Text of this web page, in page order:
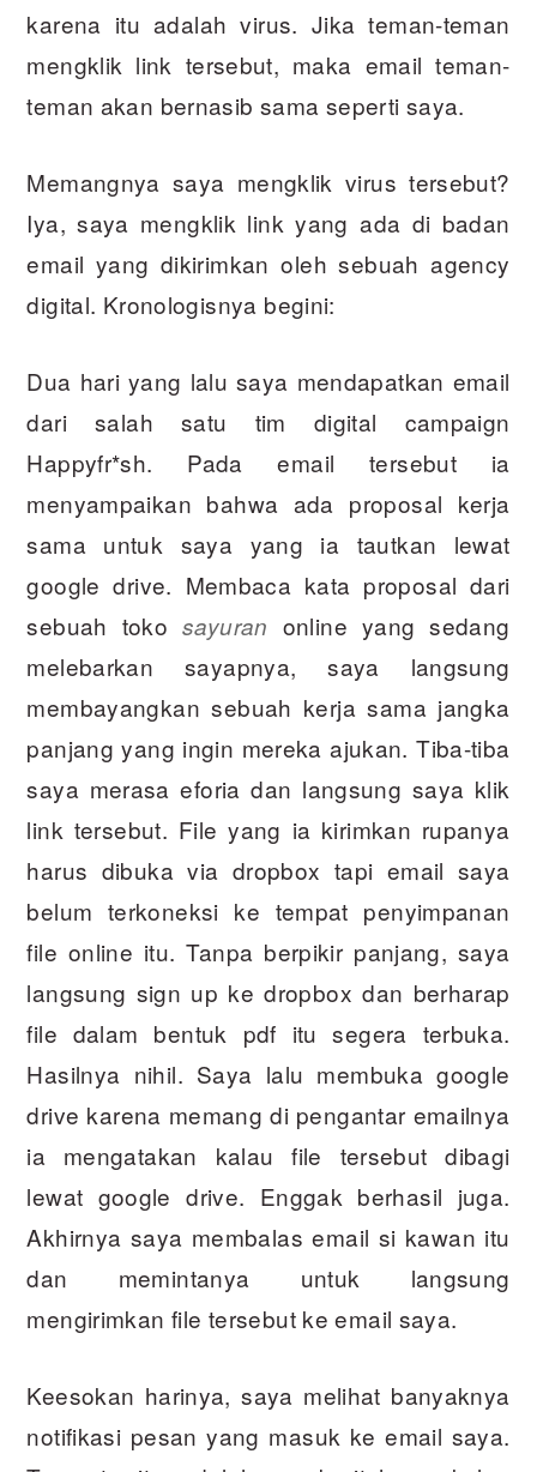
karena itu adalah virus. Jika teman-teman
mengklik link tersebut, maka email teman-
teman akan bernasib sama seperti saya.
Memangnya saya mengklik virus tersebut?
Iya, saya mengklik link yang ada di badan
email yang dikirimkan oleh sebuah agency
digital. Kronologisnya begini:
Dua hari yang lalu saya mendapatkan email
dari salah satu tim digital campaign
Happyfr*sh. Pada email tersebut ia
menyampaikan bahwa ada proposal kerja
sama untuk saya yang ia tautkan lewat
google drive. Membaca kata proposal dari
sebuah tokosayuran online yang sedang
melebarkan sayapnya, saya langsung
membayangkan sebuah kerja sama jangka
panjang yang ingin mereka ajukan. Tiba-tiba
saya merasa eforia dan langsung saya klik
link tersebut. File yang ia kirimkan rupanya
harus dibuka via dropbox tapi email saya
belum terkoneksi ke tempat penyimpanan
file online itu. Tanpa berpikir panjang, saya
langsung sign up ke dropbox dan berharap
file dalam bentuk pdf itu segera terbuka.
Hasilnya nihil. Saya lalu membuka google
drive karena memang di pengantar emailnya
ia mengatakan kalau file tersebut dibagi
lewat google drive. Enggak berhasil juga.
Akhirnya saya membalas email si kawan itu
dan memintanya untuk langsung
mengirimkan file tersebut ke email saya.
Keesokan harinya, saya melihat banyaknya
notifikasi pesan yang masuk ke email saya.